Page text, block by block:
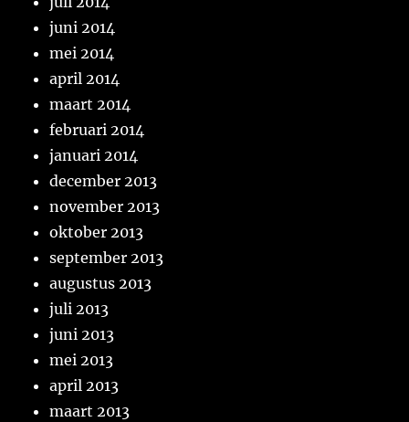
juni 2014
mei 2014
april 2014
maart 2014
februari 2014
januari 2014
december 2013
november 2013
oktober 2013
september 2013
augustus 2013
juli 2013
juni 2013
mei 2013
april 2013
maart 2013